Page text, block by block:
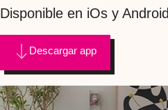
Disponible en iOs y Android
Descargar app